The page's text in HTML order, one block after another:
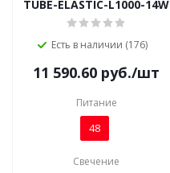
TUBE-ELASTIC-L1000-14W
Есть в наличии (176)
11 590.60 руб./шт
Питание
48
Свечение